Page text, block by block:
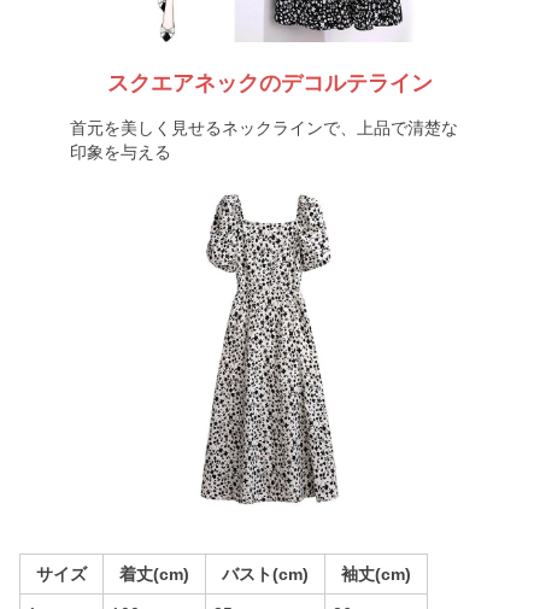
スクエアネックのデコルテライン
首元を美しく見せるネックラインで、上品で清楚な
印象を与える
サイズ 着丈(cm) バスト(cm) 袖丈(cm)